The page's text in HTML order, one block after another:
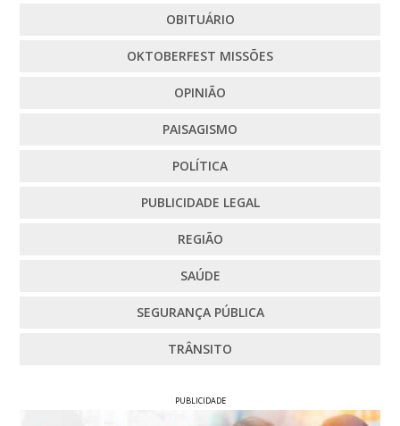
OBITUÁRIO
OKTOBERFEST MISSÕES
OPINIÃO
PAISAGISMO
POLÍTICA
PUBLICIDADE LEGAL
REGIÃO
SAÚDE
SEGURANÇA PÚBLICA
TRÂNSITO
PUBLICIDADE